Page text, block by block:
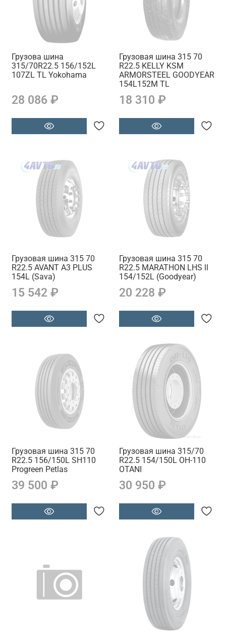
Грузова шина
315/70R22.5 156/152L
107ZL TL Yokohama
28 086 ₽
Грузовая шина 315 70
R22.5 KELLY KSM
ARMORSTEEL GOODYEAR
154L152M TL
18 310 ₽
Грузовая шина 315 70
R22.5 AVANT A3 PLUS
154L (Sava)
15 542 ₽
Грузовая шина 315 70
R22.5 MARATHON LHS ll
154/152L (Goodyear)
20 228 ₽
Грузовая шина 315 70
R22.5 156/150L SH110
Progreen Petlas
39 500 ₽
Грузовая шина 315/70
R22.5 154/150L OH-110
OTANI
30 950 ₽